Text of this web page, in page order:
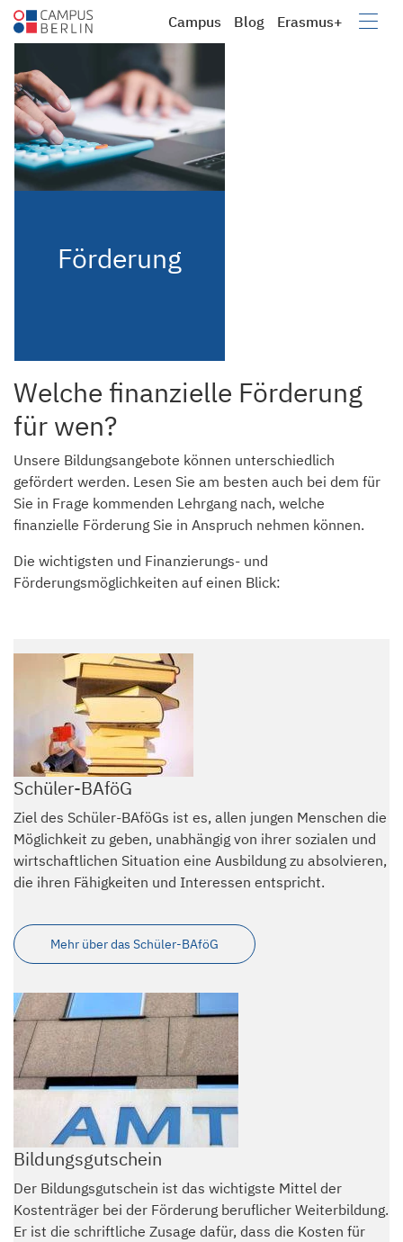
Campus
Berufsbildung e.V.
Campus Blog Erasmus+
Förderung
Welche finanzielle Förderung
für wen?
Unsere Bildungsangebote können unterschiedlich
gefördert werden. Lesen Sie am besten auch bei dem für
Sie in Frage kommenden Lehrgang nach, welche
finanzielle Förderung Sie in Anspruch nehmen können.
Die wichtigsten und Finanzierungs- und
Förderungsmöglichkeiten auf einen Blick:
Schüler-BAföG
Ziel des Schüler-BAföGs ist es, allen jungen Menschen die
Möglichkeit zu geben, unabhängig von ihrer sozialen und
wirtschaftlichen Situation eine Ausbildung zu absolvieren,
die ihren Fähigkeiten und Interessen entspricht.
Mehr über das Schüler-BAföG
Bildungsgutschein
Der Bildungsgutschein ist das wichtigste Mittel der
Kostenträger bei der Förderung beruflicher Weiterbildung.
Er ist die schriftliche Zusage dafür, dass die Kosten für